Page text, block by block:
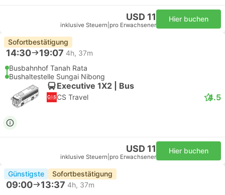
USD 11
inklusive Steuern pro Erwachsener
Hier buchen
Sofortbestätigung
14:30 19:07 4h, 37m
Busbahnhof Tanah Rata
Bushaltestelle Sungai Nibong
Executive 1X2 | Bus
CS Travel 4.5
USD 11
inklusive Steuern pro Erwachsener
Hier buchen
Günstigste Sofortbestätigung
09:00 13:37 4h, 37m